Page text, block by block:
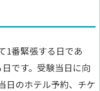
1番緊張する日であ
です。受験当日に向
日のホテル予約、 チケ